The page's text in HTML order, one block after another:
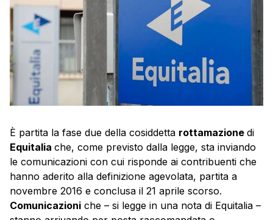
È partita la fase due della cosiddetta rottamazione di
Equitalia che, come previsto dalla legge, sta inviando
le comunicazioni con cui risponde ai contribuenti che
hanno aderito alla definizione agevolata, partita a
novembre 2016 e conclusa il 21 aprile scorso.
Comunicazioni che – si legge in una nota di Equitalia –